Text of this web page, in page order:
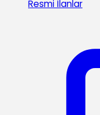
Resmi İlanlar